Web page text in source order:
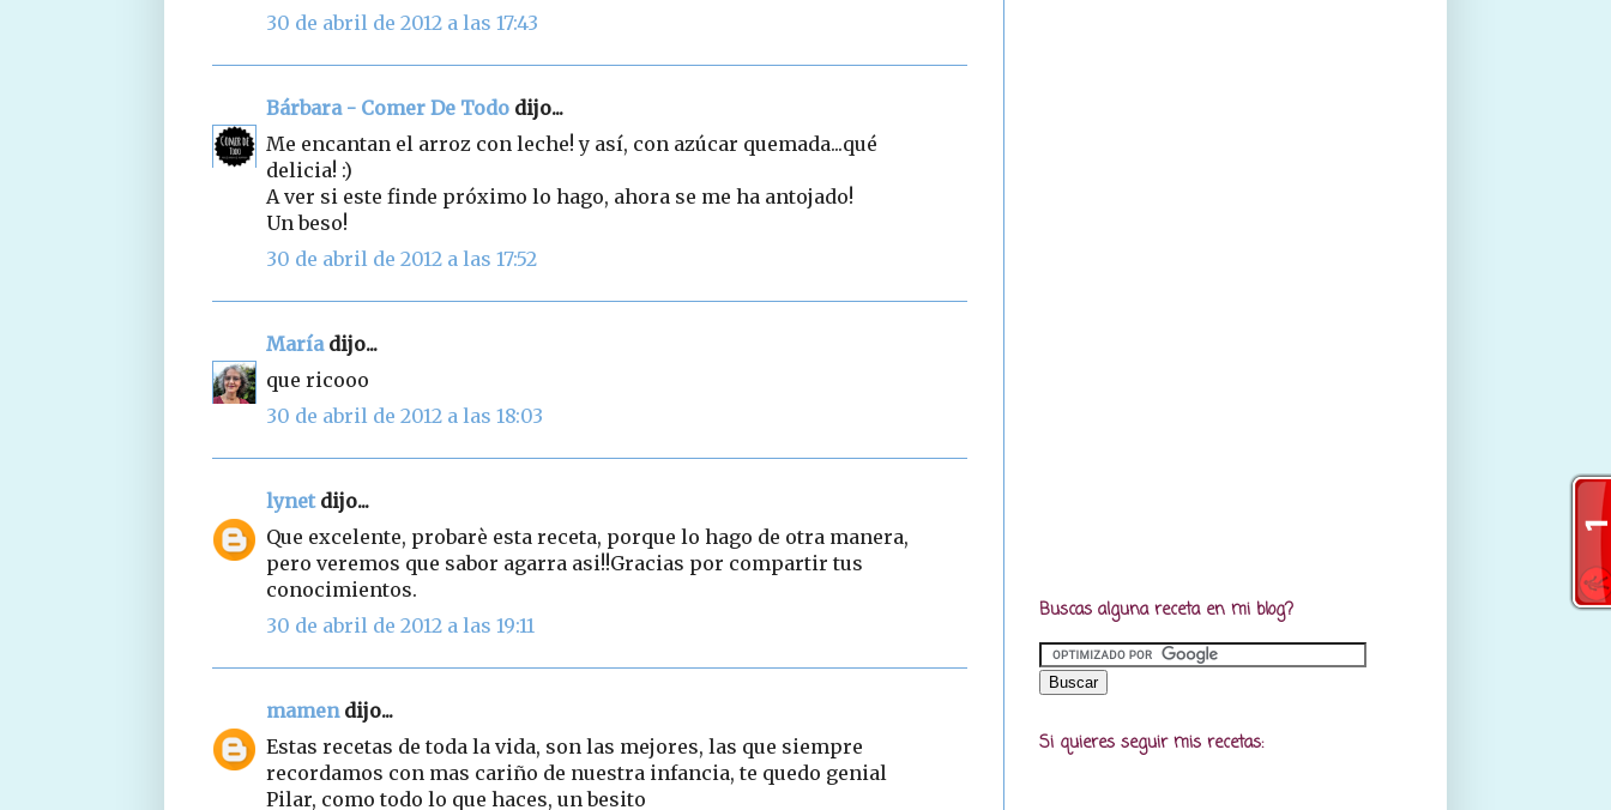
30 de abril de 2012 a las 17:43
Bárbara - Comer De Todo dijo...
Me encantan el arroz con leche! y así, con azúcar quemada...qué
delicia! :)
A ver si este finde próximo lo hago, ahora se me ha antojado!
Un beso!
30 de abril de 2012 a las 17:52
María dijo...
que ricooo
30 de abril de 2012 a las 18:03
lynetdijo...
Que excelente, probarè esta receta, porque lo hago de otra manera,
pero veremos que sabor agarra asi!!Gracias por compartir tus
conocimientos.
30 de abril de 2012 a las 19:11
mamendijo...
Estas recetas de toda la vida, son las mejores, las que siempre
recordamos con mas cariño de nuestra infancia, te quedo genial
Pilar, como todo lo que haces, un besito
Buscas alguna receta en mi blog?
Si quieres seguir mis recetas: